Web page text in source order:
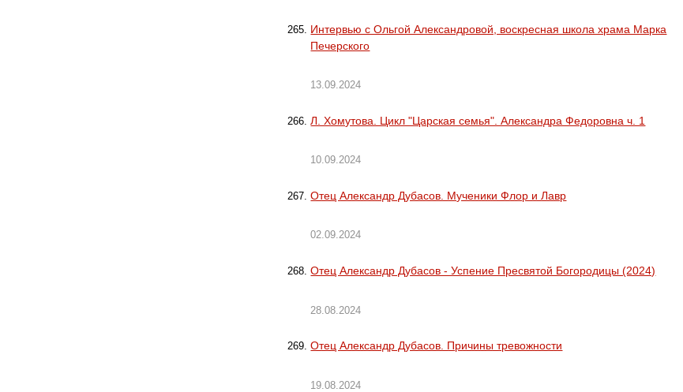
Интервью с Ольгой Александровой, воскресная школа храма Марка
Печерского
13.09.2024
Л. Хомутова. Цикл "Царская семья". Александра Федоровна ч. 1
10.09.2024
Отец Александр Дубасов. Мученики Флор и Лавр
02.09.2024
Отец Александр Дубасов - Успение Пресвятой Богородицы (2024)
28.08.2024
Отец Александр Дубасов. Причины тревожности
19.08.2024